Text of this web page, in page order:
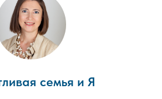
семья и Я